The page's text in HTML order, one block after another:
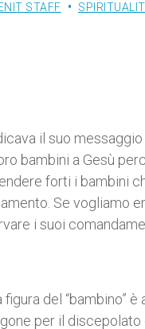
STAFF
il suo
bambini a Gesù
forti i bambini
Se vogliamo
i suoi
del “bambino”
per il